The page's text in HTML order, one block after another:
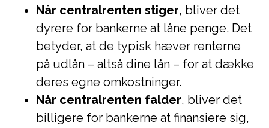
Når centralrenten stiger, bliver det
dyrere for bankerne at låne penge. Det
betyder, at de typisk hæver renterne
på udlån – altså dine lån – for at dække
deres egne omkostninger.
Når centralrenten falder, bliver det
billigere for bankerne at finansiere sig,